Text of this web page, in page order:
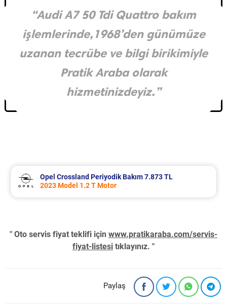
“Audi A7 50 Tdi Quattro bakım
işlemlerinde,1968’den günümüze
uzanan tecrübe ve bilgi birikimiyle
Pratik Araba olarak
hizmetinizdeyiz.”
Opel Crossland Periyodik Bakım 7.873 TL
2023 Model 1.2 T Motor
" Oto servis fiyat teklifi için www.pratikaraba.com/servis-
fiyat-listesi tıklayınız. "
Paylaş